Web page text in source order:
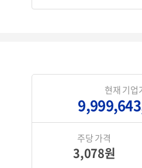
현재 기업
주당 가격
3,078원